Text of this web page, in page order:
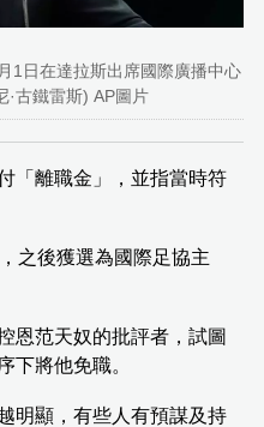
1日在達拉斯出席國際廣播中心
·古鐵雷斯) AP圖片
「離職金」，並指當時符
之後獲選為國際足協主
恩范天奴的批評者，試圖
下將他免職。
明顯，有些人有預謀及持